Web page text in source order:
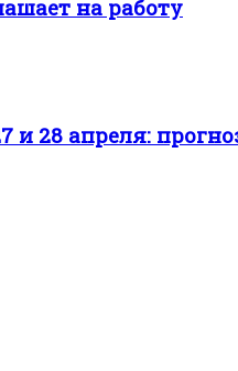
на работу
28 апреля: